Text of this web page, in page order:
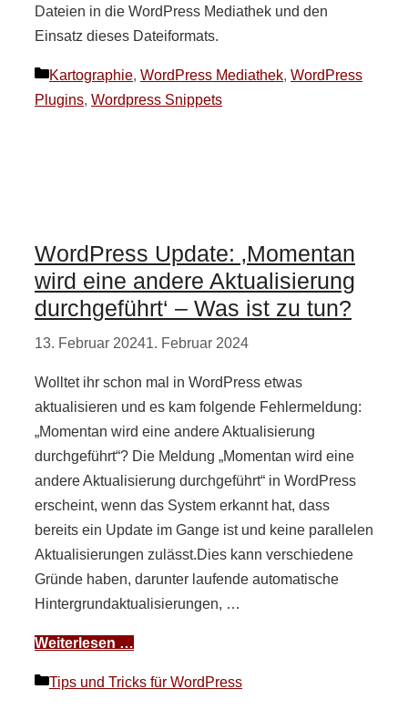
Dateien in die WordPress Mediathek und den
Einsatz dieses Dateiformats.
Kategorien
Kartographie, WordPress Mediathek, WordPress
Plugins, Wordpress Snippets
WordPress Update: ‚Momentan
wird eine andere Aktualisierung
durchgeführt‘ – Was ist zu tun?
13. Februar 20241. Februar 2024
Wolltet ihr schon mal in WordPress etwas
aktualisieren und es kam folgende Fehlermeldung:
„Momentan wird eine andere Aktualisierung
durchgeführt“? Die Meldung „Momentan wird eine
andere Aktualisierung durchgeführt“ in WordPress
erscheint, wenn das System erkannt hat, dass
bereits ein Update im Gange ist und keine parallelen
Aktualisierungen zulässt.Dies kann verschiedene
Gründe haben, darunter laufende automatische
Hintergrundaktualisierungen, …
Weiterlesen …
Kategorien
Tips und Tricks für WordPress